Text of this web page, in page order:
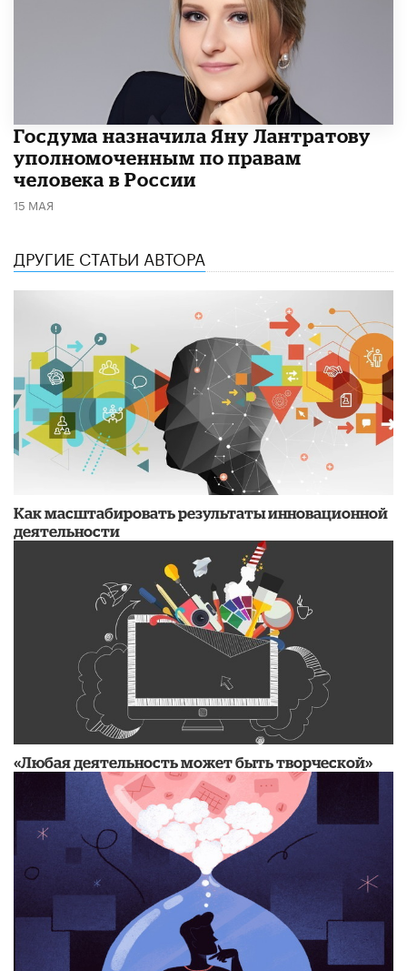
Госдума назначила Яну Лантратову
уполномоченным по правам
человека в России
15 МАЯ
ДРУГИЕ СТАТЬИ АВТОРА
Как масштабировать результаты инновационной
деятельности
«Любая деятельность может быть творческой»